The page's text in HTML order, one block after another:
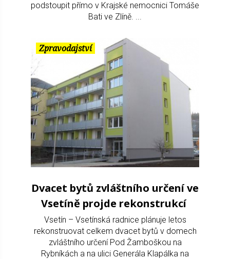
podstoupit přímo v Krajské nemocnici Tomáše
Bati ve Zlíně. ...
Zpravodajství
Dvacet bytů zvláštního určení ve
Vsetíně projde rekonstrukcí
Vsetín – Vsetínská radnice plánuje letos
rekonstruovat celkem dvacet bytů v domech
zvláštního určení Pod Žamboškou na
Rybníkách a na ulici Generála Klapálka na